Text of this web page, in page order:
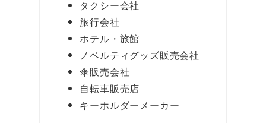
タクシー会社
旅行会社
ホテル・旅館
ノベルティグッズ販売会社
傘販売会社
自転車販売店
キーホルダーメーカー